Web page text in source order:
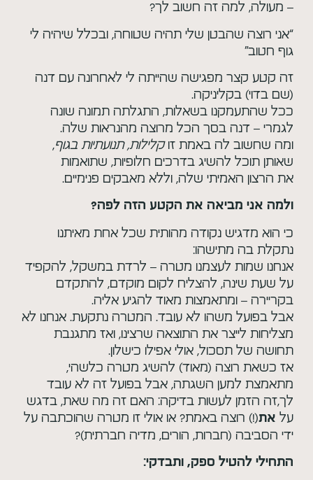
– מעולה, למה זה חשוב לך?
“אני רוצה שהבטן שלי תהיה שטוחה, ובכלל שיהיה לי
גוף חטוב”
זה קטע קצר מפגישה שהייתה לי לאחרונה עם דנה
(שם בדוי) בקליניקה.
ככל שהתעמקנו בשאלות, התגלתה תמונה שונה
לגמרי – דנה בסך הכל מרוצה מהנראות שלה.
ומה שחשוב לה באמת זוקלילות, תנועתיות בגוף,
שאותן תוכל להשיג בדרכים חלופיות, שתואמות
את הרצון האמיתי שלה, וללא מאבקים פנימיים.
ולמה אני מביאה את הקטע הזה לפה?
כי הוא מדגיש נקודה מהותית שכל אחת מאיתנו
נתקלת בה מתישהו:
אנחנו שמות לעצמנו מטרה – לרדת במשקל, להקפיד
על שעת שינה, להצליח לקום מוקדם, להתקדם
בקריירה – ומתאמצות מאוד להגיע אליה.
אבל בפועל משהו לא עובד. המטרה נתקעת. אנחנו לא
מצליחות לייצר את התוצאה שרצינו, ואז מתגנבת
תחושה של תסכול, אולי אפילו כישלון.
אז כשאת רוצה (מאוד) להשיג מטרה כלשהי,
מתאמצת למען השגתה, אבל בפועל זה לא עובד
לך,זה הזמן לעשות בדיקה: האם זה מה שאת, בדגש
על את(!) רוצה באמת? או אולי זו מטרה שהוכתבה על
ידי הסביבה (חברות, הורים, מדיה חברתית)?
התחילי להטיל ספק, ותבדקי: